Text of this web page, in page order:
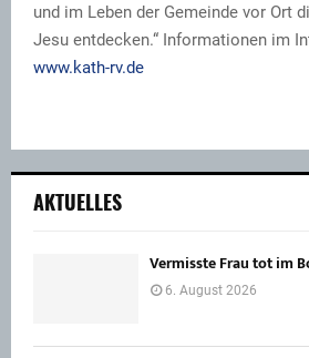
und im Leben der Gemeinde vor Ort
Jesu entdecken.“ Informationen im
www.kath-rv.de
AKTUELLES
Vermisste Frau tot im
6. August 2026